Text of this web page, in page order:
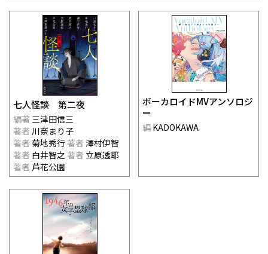
七人怪談 第二夜
編著 三津田信三
著者 川奈まり子
著者 菊地秀行著者 澤村伊智
著者 白井智之 著者 立原透耶
著者 芦花公園
ボーカロイドMVアンソロジ
ー
編 KADOKAWA